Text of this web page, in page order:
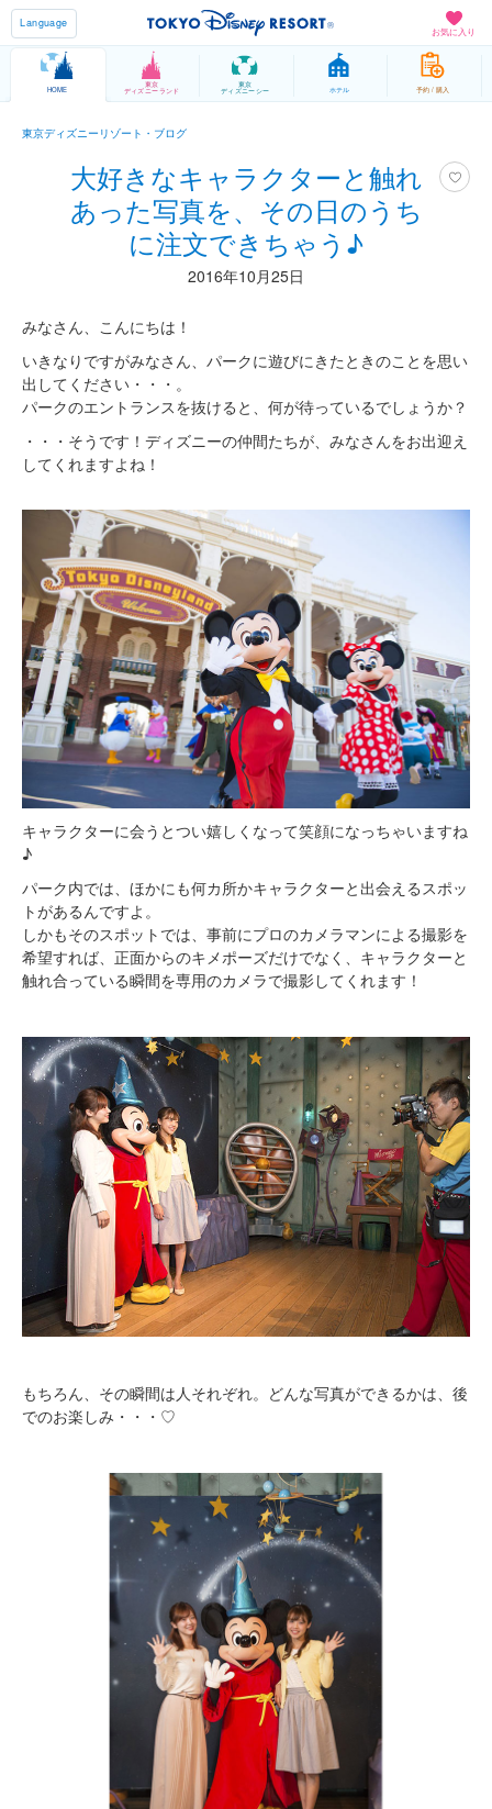
お気に入り
Language
HOME
東京
ディズニーランド
東京
ディズニーシー ホテル 予約 / 購入
東京ディズニーリゾート・ブログ
大好きなキャラクターと触れ
あった写真を、その日のうち
に注文できちゃう♪
2016年10月25日
みなさん、こんにちは！
いきなりですがみなさん、パークに遊びにきたときのことを思い
出してください・・・。
パークのエントランスを抜けると、何が待っているでしょうか？
・・・そうです！ディズニーの仲間たちが、みなさんをお出迎え
してくれますよね！
キャラクターに会うとつい嬉しくなって笑顔になっちゃいますね
♪
パーク内では、ほかにも何カ所かキャラクターと出会えるスポッ
トがあるんですよ。
しかもそのスポットでは、事前にプロのカメラマンによる撮影を
希望すれば、正面からのキメポーズだけでなく、キャラクターと
触れ合っている瞬間を専用のカメラで撮影してくれます！
もちろん、その瞬間は人それぞれ。どんな写真ができるかは、後
でのお楽しみ・・・♡